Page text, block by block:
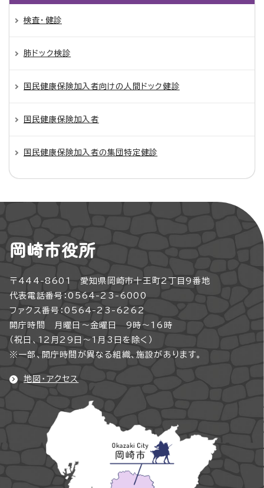
検査・健診
肺ドック検診
国民健康保険加入者向けの人間ドック健診
国民健康保険加入者
国民健康保険加入者の集団特定健診
岡崎市役所
〒444-8601 愛知県岡崎市十王町2丁目9番地
代表電話番号：0564-23-6000
ファクス番号：0564-23-6262
開庁時間 月曜日～金曜日 9時～16時
（祝日、12月29日～1月3日を除く）
※一部、開庁時間が異なる組織、施設があります。
地図・アクセス